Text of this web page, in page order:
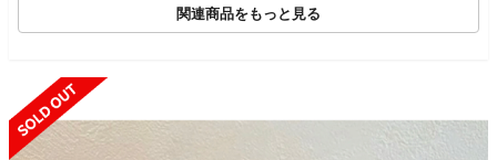
関連商品をもっと見る